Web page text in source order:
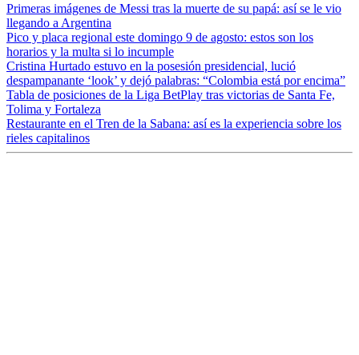
Primeras imágenes de Messi tras la muerte de su papá: así se le vio
llegando a Argentina
Pico y placa regional este domingo 9 de agosto: estos son los
horarios y la multa si lo incumple
Cristina Hurtado estuvo en la posesión presidencial, lució
despampanante ‘look’ y dejó palabras: “Colombia está por encima”
Tabla de posiciones de la Liga BetPlay tras victorias de Santa Fe,
Tolima y Fortaleza
Restaurante en el Tren de la Sabana: así es la experiencia sobre los
rieles capitalinos